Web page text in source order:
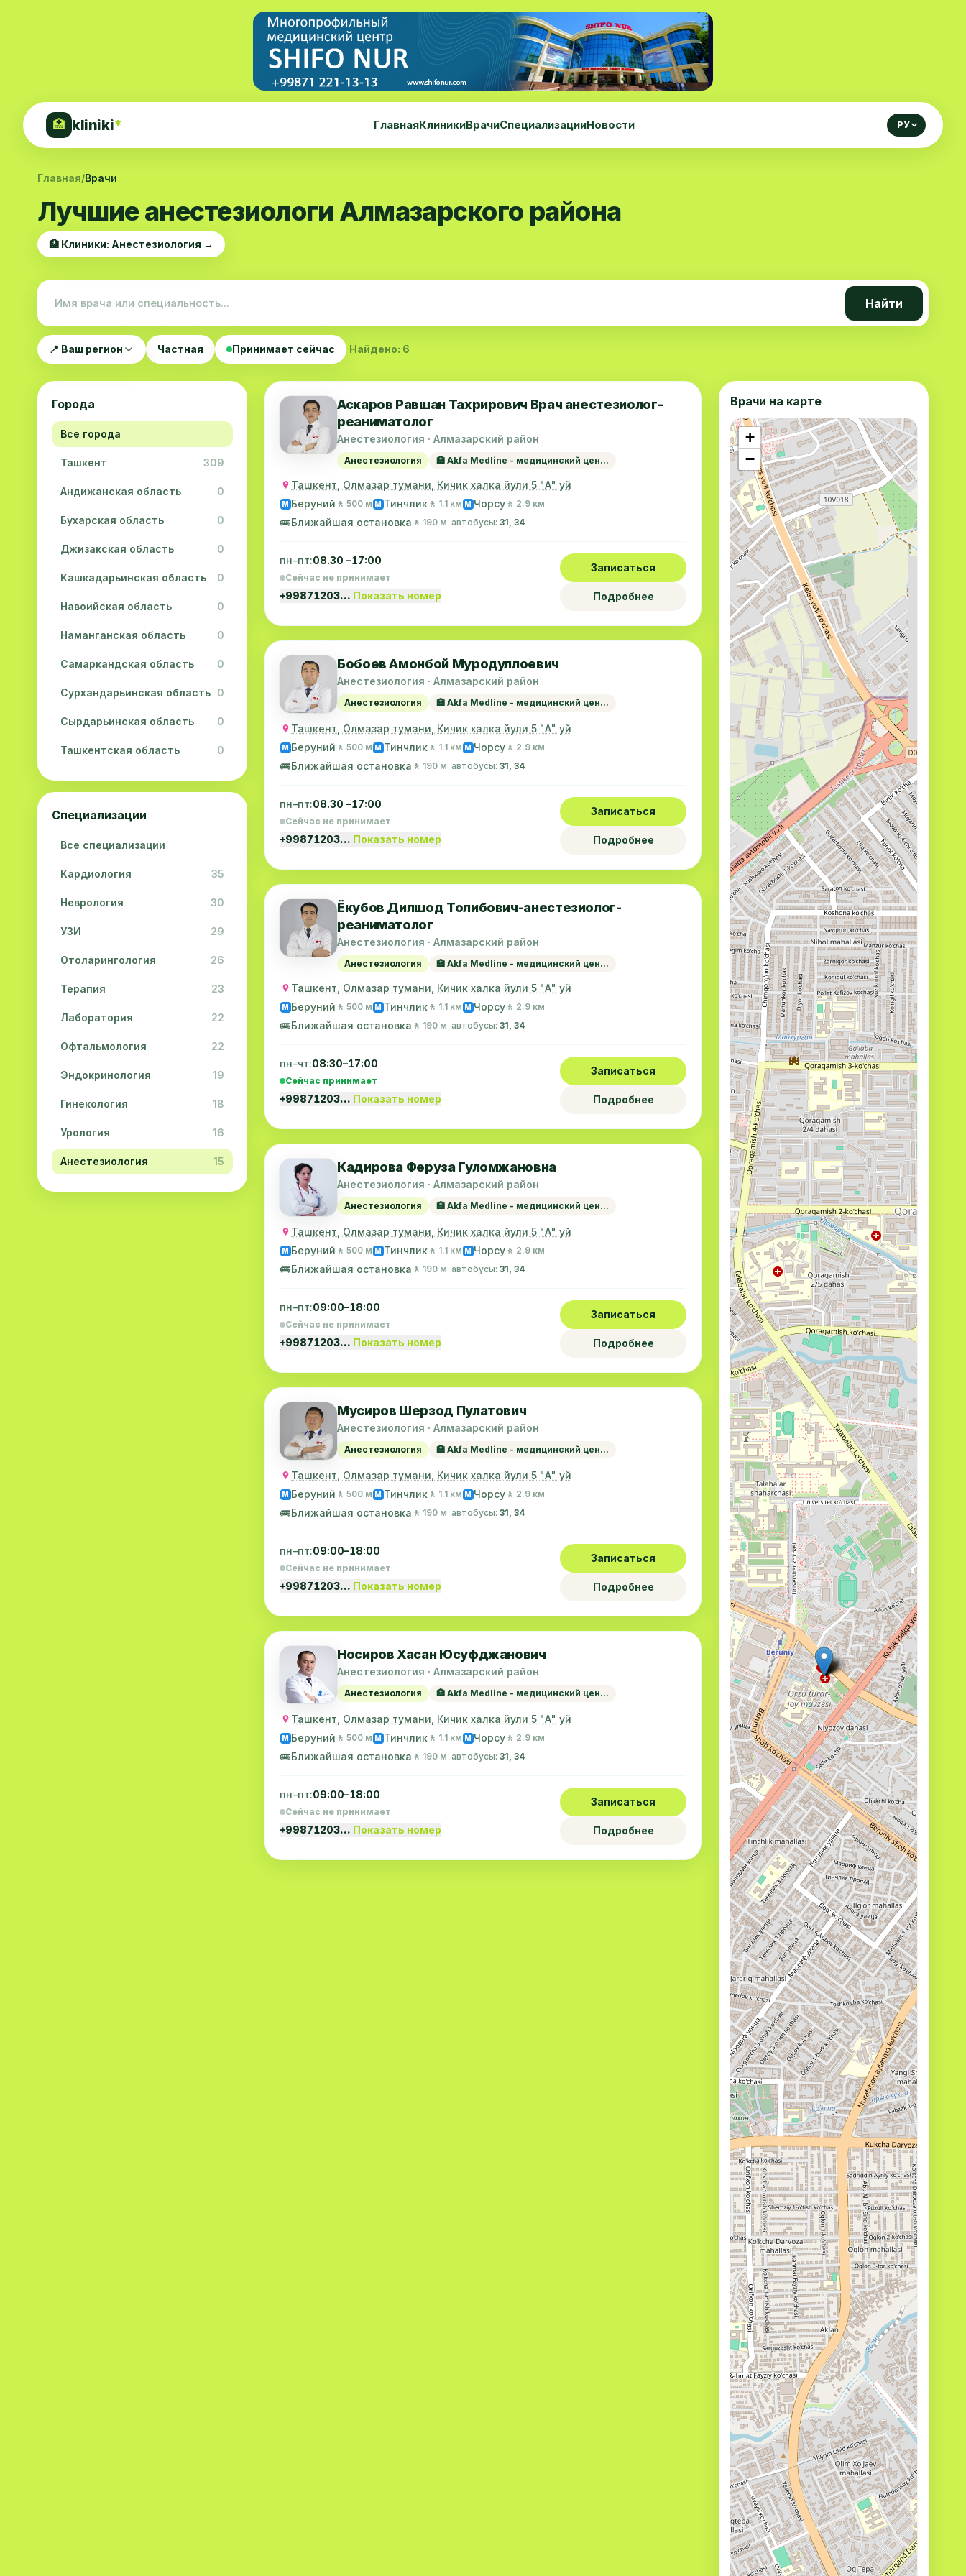
🏥 kliniki* ГлавнаяКлиникиВрачиСпециализацииНовости РУ
Главная/Врачи
Лучшие анестезиологи Алмазарского района
🏥 Клиники: Анестезиология →
Найти
📍 Ваш регион Частная Принимает сейчас Найдено: 6
Города
Все города
Ташкент 309
Андижанская область 0
Бухарская область 0
Джизакская область 0
Кашкадарьинская область 0
Навоийская область 0
Наманганская область 0
Самаркандская область 0
Сурхандарьинская область 0
Сырдарьинская область 0
Ташкентская область 0
Ферганская область 0
Специализации
Все специализации
Кардиология 35
Неврология 30
УЗИ 29
Отоларингология 26
Терапия 23
Лаборатория 22
Офтальмология 22
Эндокринология 19
Гинекология 18
Урология 16
Анестезиология 15
Дерматология 15
Аскаров Равшан Тахрирович Врач анестезиолог-
реаниматолог
Анестезиология · Алмазарский район
Анестезиология 🏥 Akfa Medline - медицинский цен...
Ташкент, Олмазар тумани, Кичик халка йули 5 "А" уй
M Беруний 🚶 500 м M Тинчлик 🚶 1.1 км M Чорсу 🚶 2.9 км
🚌Ближайшая остановка 🚶 190 м· автобусы: 31, 34
пн–пт:08.30 –17:00
Сейчас не принимает
+99871203… Показать номер
Записаться
Подробнее
Бобоев Амонбой Муродуллоевич
Анестезиология · Алмазарский район
Анестезиология 🏥 Akfa Medline - медицинский цен...
Ташкент, Олмазар тумани, Кичик халка йули 5 "А" уй
M Беруний 🚶 500 м M Тинчлик 🚶 1.1 км M Чорсу 🚶 2.9 км
🚌Ближайшая остановка 🚶 190 м· автобусы: 31, 34
пн–пт:08.30 –17:00
Сейчас не принимает
+99871203… Показать номер
Записаться
Подробнее
Ёкубов Дилшод Толибович-анестезиолог-
реаниматолог
Анестезиология · Алмазарский район
Анестезиология 🏥 Akfa Medline - медицинский цен...
Ташкент, Олмазар тумани, Кичик халка йули 5 "А" уй
M Беруний 🚶 500 м M Тинчлик 🚶 1.1 км M Чорсу 🚶 2.9 км
🚌Ближайшая остановка 🚶 190 м· автобусы: 31, 34
пн–чт:08:30–17:00
Сейчас принимает
+99871203… Показать номер
Записаться
Подробнее
Кадирова Феруза Гуломжановна
Анестезиология · Алмазарский район
Анестезиология 🏥 Akfa Medline - медицинский цен...
Ташкент, Олмазар тумани, Кичик халка йули 5 "А" уй
M Беруний 🚶 500 м M Тинчлик 🚶 1.1 км M Чорсу 🚶 2.9 км
🚌Ближайшая остановка 🚶 190 м· автобусы: 31, 34
пн–пт:09:00–18:00
Сейчас не принимает
+99871203… Показать номер
Записаться
Подробнее
Мусиров Шерзод Пулатович
Анестезиология · Алмазарский район
Анестезиология 🏥 Akfa Medline - медицинский цен...
Ташкент, Олмазар тумани, Кичик халка йули 5 "А" уй
M Беруний 🚶 500 м M Тинчлик 🚶 1.1 км M Чорсу 🚶 2.9 км
🚌Ближайшая остановка 🚶 190 м· автобусы: 31, 34
пн–пт:09:00–18:00
Сейчас не принимает
+99871203… Показать номер
Записаться
Подробнее
Носиров Хасан Юсуфджанович
Анестезиология · Алмазарский район
Анестезиология 🏥 Akfa Medline - медицинский цен...
Ташкент, Олмазар тумани, Кичик халка йули 5 "А" уй
M Беруний 🚶 500 м M Тинчлик 🚶 1.1 км M Чорсу 🚶 2.9 км
🚌Ближайшая остановка 🚶 190 м· автобусы: 31, 34
пн–пт:09:00–18:00
Сейчас не принимает
+99871203… Показать номер
Записаться
Подробнее
Врачи на карте
+
−